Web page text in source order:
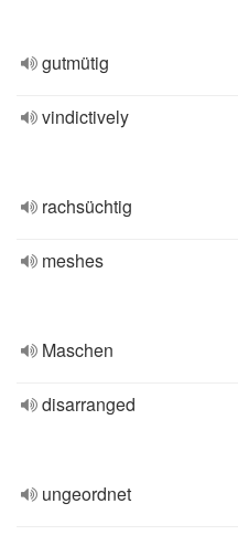
gutmütig
vindictively
rachsüchtig
meshes
Maschen
disarranged
ungeordnet